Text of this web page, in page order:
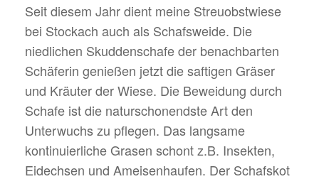
Seit diesem Jahr dient meine Streuobstwiese
bei Stockach auch als Schafsweide. Die
niedlichen Skuddenschafe der benachbarten
Schäferin genießen jetzt die saftigen Gräser
und Kräuter der Wiese. Die Beweidung durch
Schafe ist die naturschonendste Art den
Unterwuchs zu pflegen. Das langsame
kontinuierliche Grasen schont z.B. Insekten,
Eidechsen und Ameisenhaufen. Der Schafskot